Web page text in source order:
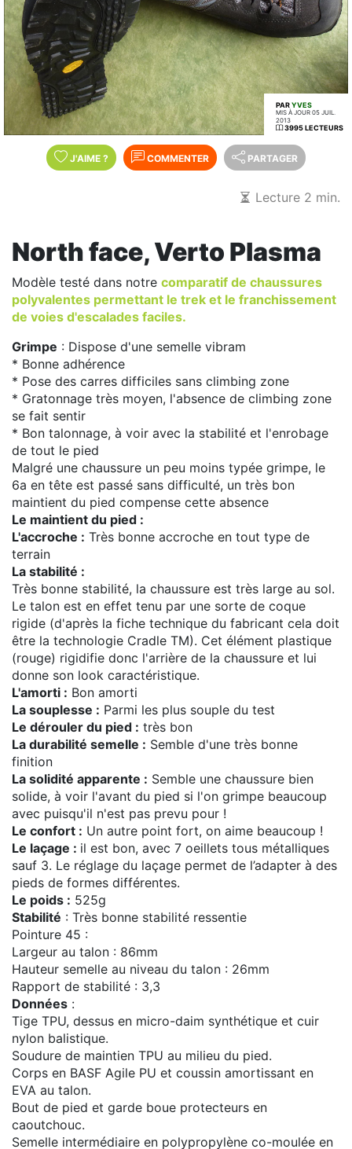
PARYVES
MIS À JOUR 05 JUIL.
2013
3995 LECTEURS
J'AIME ? COMMENTER PARTAGER
Lecture 2 min.
North face, Verto Plasma
Modèle testé dans notre comparatif de chaussures
polyvalentes permettant le trek et le franchissement
de voies d'escalades faciles.
Grimpe : Dispose d'une semelle vibram
* Bonne adhérence
* Pose des carres difficiles sans climbing zone
* Gratonnage très moyen, l'absence de climbing zone
se fait sentir
* Bon talonnage, à voir avec la stabilité et l'enrobage
de tout le pied
Malgré une chaussure un peu moins typée grimpe, le
6a en tête est passé sans difficulté, un très bon
maintient du pied compense cette absence
Le maintient du pied :
L'accroche : Très bonne accroche en tout type de
terrain
La stabilité :
Très bonne stabilité, la chaussure est très large au sol.
Le talon est en effet tenu par une sorte de coque
rigide (d'après la fiche technique du fabricant cela doit
être la technologie Cradle TM). Cet élément plastique
(rouge) rigidifie donc l'arrière de la chaussure et lui
donne son look caractéristique.
L'amorti : Bon amorti
La souplesse : Parmi les plus souple du test
Le dérouler du pied : très bon
La durabilité semelle : Semble d'une très bonne
finition
La solidité apparente : Semble une chaussure bien
solide, à voir l'avant du pied si l'on grimpe beaucoup
avec puisqu'il n'est pas prevu pour !
Le confort : Un autre point fort, on aime beaucoup !
Le laçage : il est bon, avec 7 oeillets tous métalliques
sauf 3. Le réglage du laçage permet de l’adapter à des
pieds de formes différentes.
Le poids : 525g
Stabilité : Très bonne stabilité ressentie
Pointure 45 :
Largeur au talon : 86mm
Hauteur semelle au niveau du talon : 26mm
Rapport de stabilité : 3,3
Données :
Tige TPU, dessus en micro-daim synthétique et cuir
nylon balistique.
Soudure de maintien TPU au milieu du pied.
Corps en BASF Agile PU et coussin amortissant en
EVA au talon.
Bout de pied et garde boue protecteurs en
caoutchouc.
Semelle intermédiaire en polypropylène co-moulée en